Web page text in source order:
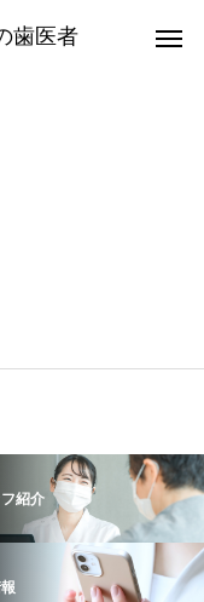
歯医者
２月８日（土）現在の
紹介